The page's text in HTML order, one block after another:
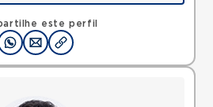
este perfil
Dora, Santo Andre, SP,